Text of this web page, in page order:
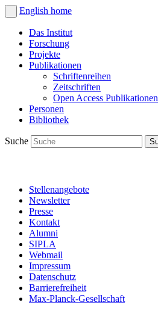
English home
Das Institut
Forschung
Projekte
Publikationen
Schriftenreihen
Zeitschriften
Open Access Publikationen
Personen
Bibliothek
Suche
Stellenangebote
Newsletter
Presse
Kontakt
Alumni
SIPLA
Webmail
Impressum
Datenschutz
Barrierefreiheit
Max-Planck-Gesellschaft